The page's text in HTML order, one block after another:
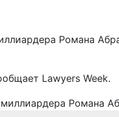
Романа
Lawyers Week.